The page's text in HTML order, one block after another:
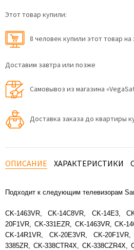
Этот товар купили:
8 человек купили этот товар
Доставим завтра или позже
Самовывоз из магазина
Доставка заказа до квартиры
ОПИСАНИЕ ХАРАКТЕРИСТИКИ
Подходит к следующим телевизорам
CK-1463VR, CK-14C8VR, CK-14E3,
20F1VR, CK-331EZR, CK-1463VR, CK-
CK-14R1VR, CK-20E3VR, CK-
3385ZR, CK-338CTR4X, CK-338CZR4X,